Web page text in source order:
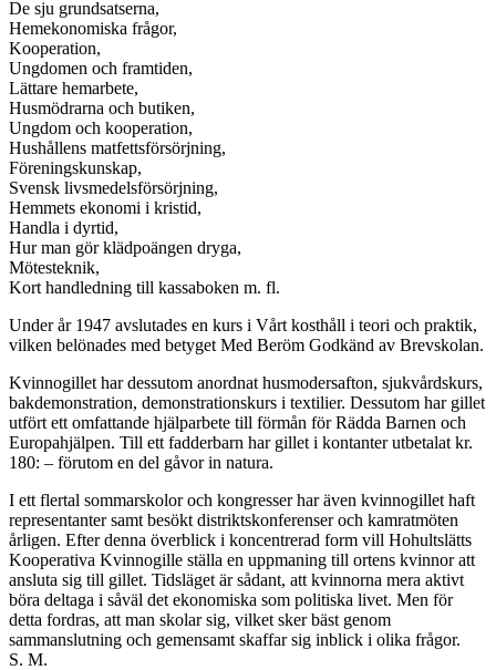
De sju grundsatserna,
Hemekonomiska frågor,
Kooperation,
Ungdomen och framtiden,
Lättare hemarbete,
Husmödrarna och butiken,
Ungdom och kooperation,
Hushållens matfettsförsörjning,
Föreningskunskap,
Svensk livsmedelsförsörjning,
Hemmets ekonomi i kristid,
Handla i dyrtid,
Hur man gör klädpoängen dryga,
Mötesteknik,
Kort handledning till kassaboken m. fl.
Under år 1947 avslutades en kurs i Vårt kosthåll i teori och praktik,
vilken belönades med betyget Med Beröm Godkänd av Brevskolan.
Kvinnogillet har dessutom anordnat husmodersafton, sjuk­vårdskurs,
bakdemonstration, demonstrationskurs i textilier. Dessutom har gillet
utfört ett omfattande hjälparbete till förmån för Rädda Barnen och
Europahjälpen. Till ett fadderbarn har gillet i kontanter utbetalat kr.
180: – förutom en del gåvor in natura.
I ett flertal sommarskolor och kongresser har även kvinno­gillet haft
representanter samt besökt distriktskonferenser och kamratmöten
årligen. Efter denna överblick i koncentrerad form vill Hohultslätts
Kooperativa Kvinnogille ställa en uppmaning till ortens kvinnor att
ansluta sig till gillet. Tidsläget är sådant, att kvinnorna mera aktivt
böra deltaga i såväl det ekonomiska som politiska livet. Men för
detta fordras, att man skolar sig, vilket sker bäst genom
sammanslutning och gemensamt skaffar sig inblick i olika frågor.
S. M.